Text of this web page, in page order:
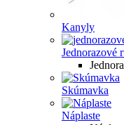
Kanyly
Jednorazové
Skúmavka
Náplaste